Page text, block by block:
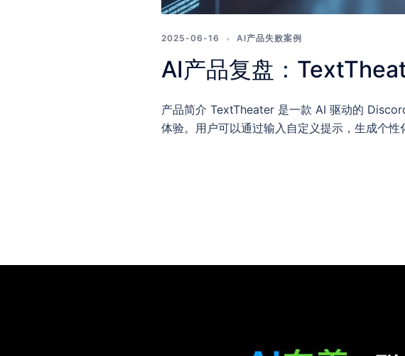
2025-06-16 AI产品失败案例
AI产品复盘：
产品简介 TextTheater 是一款 AI 驱动的
体验。用户可以通过输入自定义提示，生成个